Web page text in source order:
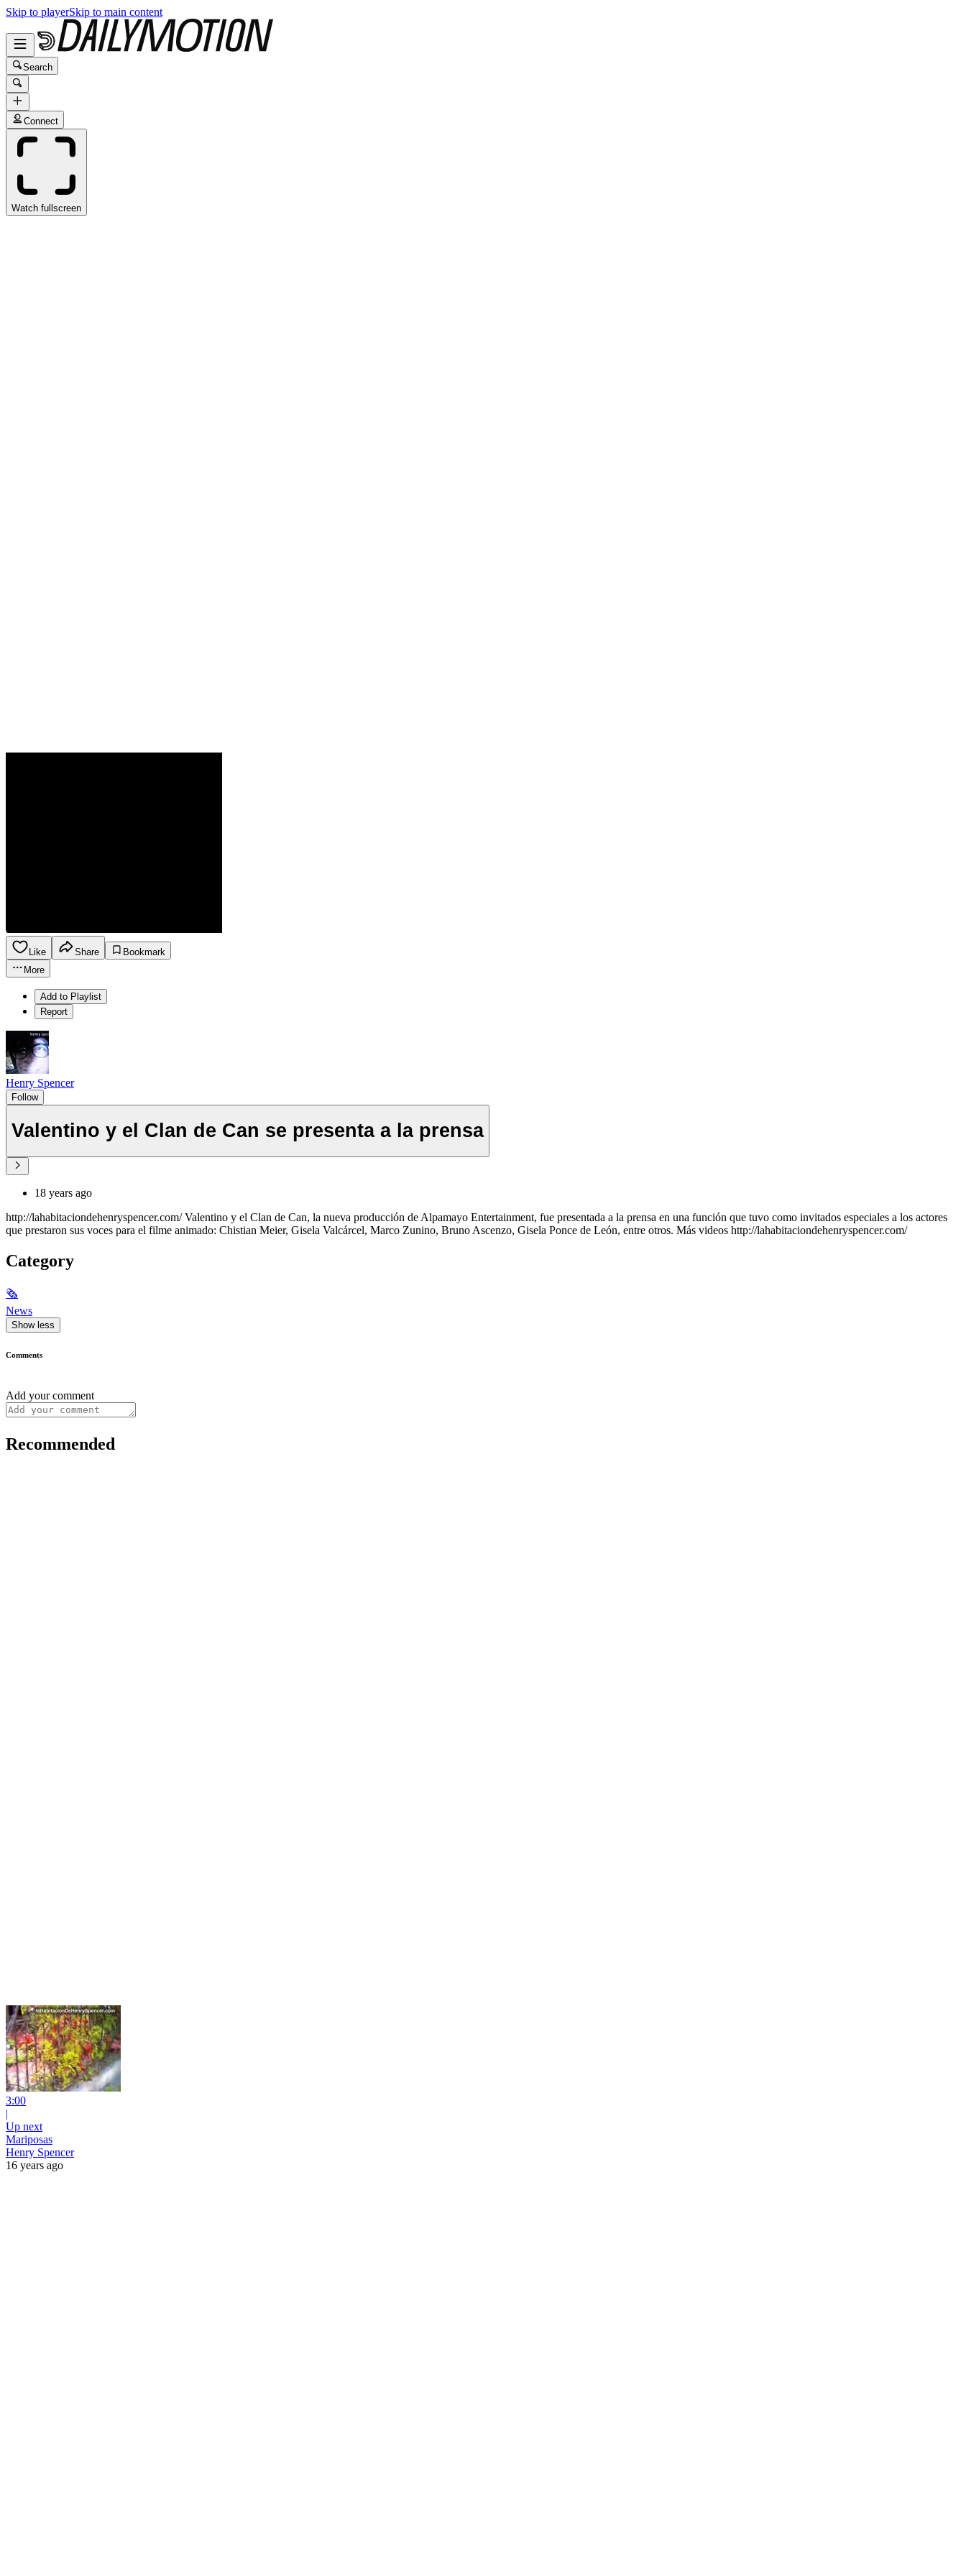
Skip to playerSkip to main content
Search
Connect
Watch fullscreen
Like Share
Bookmark
More
Add to Playlist
Report
Henry Spencer
Follow
Valentino y el Clan de Can se presenta a la prensa
18 years ago
http://lahabitaciondehenryspencer.com/ Valentino y el Clan de Can, la nueva producción de Alpamayo Entertainment, fue presentada a la prensa en una función que tuvo como invitados especiales a los actores
que prestaron sus voces para el filme animado: Chistian Meier, Gisela Valcárcel, Marco Zunino, Bruno Ascenzo, Gisela Ponce de León, entre otros. Más videos http://lahabitaciondehenryspencer.com/
Category
🗞
News
Show less
Comments
Add your comment
Recommended
3:00
|
Up next
Mariposas
Henry Spencer
16 years ago